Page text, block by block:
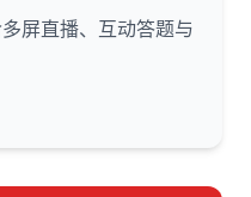
屏直播、互动答题与